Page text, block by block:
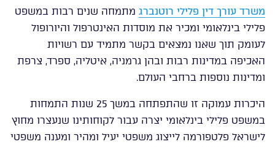
משרד עורך דין פלילי רוטנברג מתמחה שנים רבות במשפט
פלילי בינלאומי ומכיר את מוסדות האינטרפול והיורופול
לעומק תוך שאנו נמצאים בקשר מתמיד עם רשויות
האכיפה במדינות רבות ובהן גרמניה, איטליה, ספרד, צרפת
ומדינות נוספות ברחבי העולם.
היכרות עמוקה זו שהתפתחה במשך 25 שנות התמחות
במשפט פלילי בינלאומי יצרה עבור לקוחותינו שנעצרו מחוץ
לישראל פלטפורמה לייצוג משפטי יעיל ומהיר ומענה משפטי